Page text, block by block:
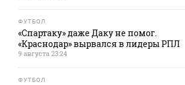
ФУТБОЛ
«Спартаку» даже Даку не помог.
«Краснодар» вырвался в лидеры РПЛ
9 августа 23:24
ФУТБОЛ